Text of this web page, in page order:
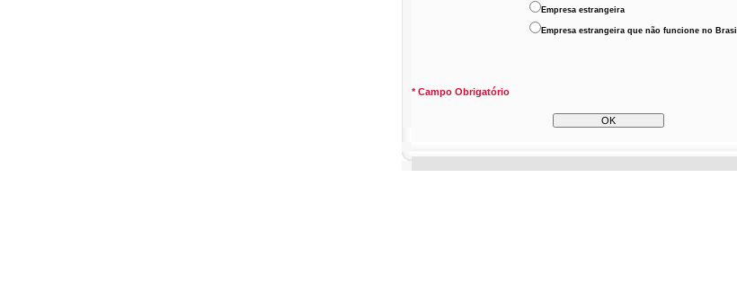
Empresa estrangeira
Empresa estrangeira que não funcione no Brasil
* Campo Obrigatório